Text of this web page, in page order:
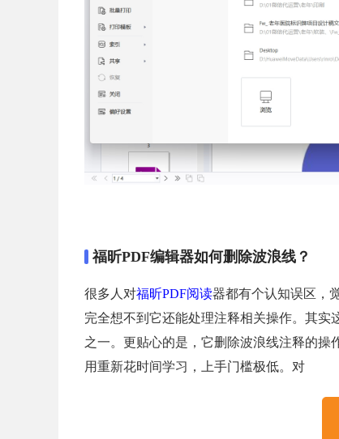
福昕PDF编辑器如何删除波浪线？
很多人对福昕PDF阅读器都有个认知误区，
完全想不到它还能处理注释相关操作。其实
之一。更贴心的是，它删除波浪线注释的操
用重新花时间学习，上手门槛极低。对